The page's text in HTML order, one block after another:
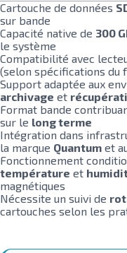
Cartouche de données
sur bande
Capacité native de 300
le système
Compatibilité avec
(selon spécifications du
Support adaptée aux
archivage et
Format bande
sur le long terme
Intégration dans
la marque Quantum et
Fonctionnement
température et
magnétiques
Nécessite un suivi de
cartouches selon les